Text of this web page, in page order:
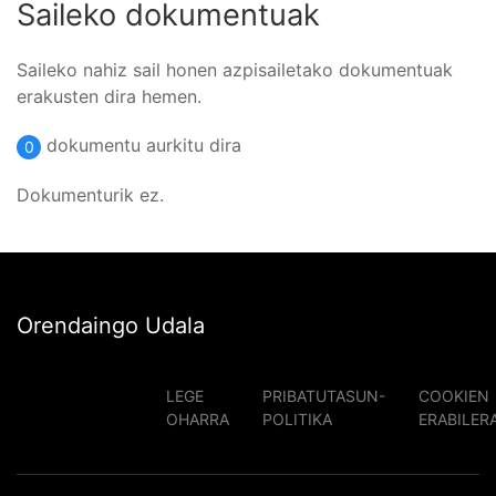
Saileko dokumentuak
Saileko nahiz sail honen azpisailetako dokumentuak
erakusten dira hemen.
0 dokumentu aurkitu dira
Dokumenturik ez.
Orendaingo Udala
LEGE
OHARRA
PRIBATUTASUN-
POLITIKA
COOKIEN